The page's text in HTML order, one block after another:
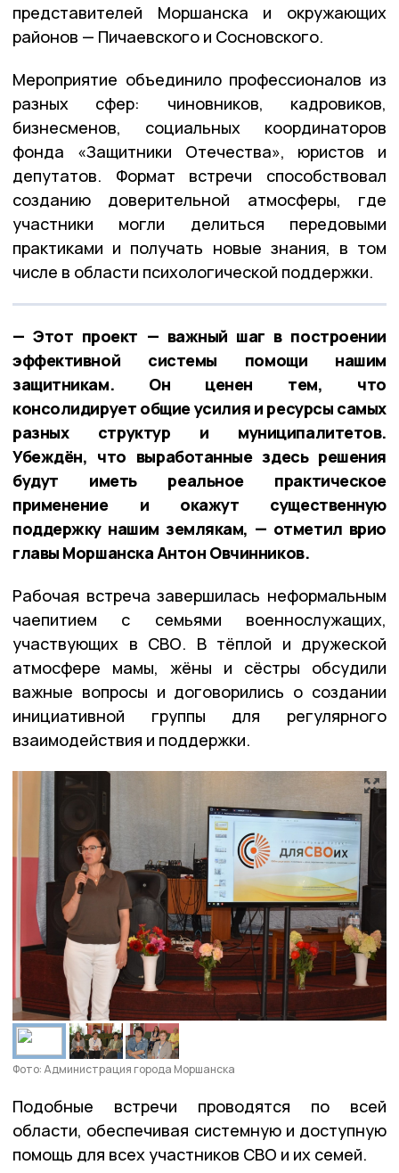
представителей Моршанска и окружающих
районов — Пичаевского и Сосновского.
️Мероприятие объединило профессионалов из
разных сфер: чиновников, кадровиков,
бизнесменов, социальных координаторов
фонда «Защитники Отечества», юристов и
депутатов. Формат встречи способствовал
созданию доверительной атмосферы, где
участники могли делиться передовыми
практиками и получать новые знания, в том
числе в области психологической поддержки.
— Этот проект — важный шаг в построении
эффективной системы помощи нашим
защитникам. Он ценен тем, что
консолидирует общие усилия и ресурсы самых
разных структур и муниципалитетов.
Убеждён, что выработанные здесь решения
будут иметь реальное практическое
применение и окажут существенную
поддержку нашим землякам, — отметил врио
главы Моршанска Антон Овчинников.
Рабочая встреча завершилась неформальным
чаепитием с семьями военнослужащих,
участвующих в СВО. В тёплой и дружеской
атмосфере мамы, жёны и сёстры обсудили
важные вопросы и договорились о создании
инициативной группы для регулярного
взаимодействия и поддержки.
Фото: Администрация города Моршанска
Подобные встречи проводятся по всей
области, обеспечивая системную и доступную
помощь для всех участников СВО и их семей.